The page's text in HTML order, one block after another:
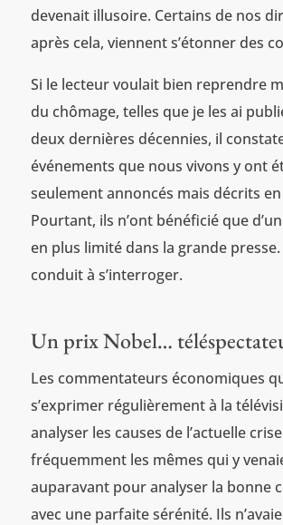
devenait illusoire. Certains de nos
après cela, viennent s’étonner des
Si le lecteur voulait bien reprendre
du chômage, telles que je les ai
deux dernières décennies, il
événements que nous vivons y ont
seulement annoncés mais décrits
Pourtant, ils n’ont bénéficié que
en plus limité dans la grande presse.
conduit à s’interroger.
Un prix Nobel…
Les commentateurs économiques
s’exprimer régulièrement à la
analyser les causes de l’actuelle
fréquemment les mêmes qui y
auparavant pour analyser la bonne
avec une parfaite sérénité. Ils